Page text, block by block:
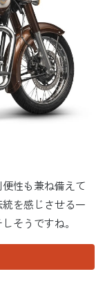
性も兼ね備えて
を感じさせる一
そうですね。